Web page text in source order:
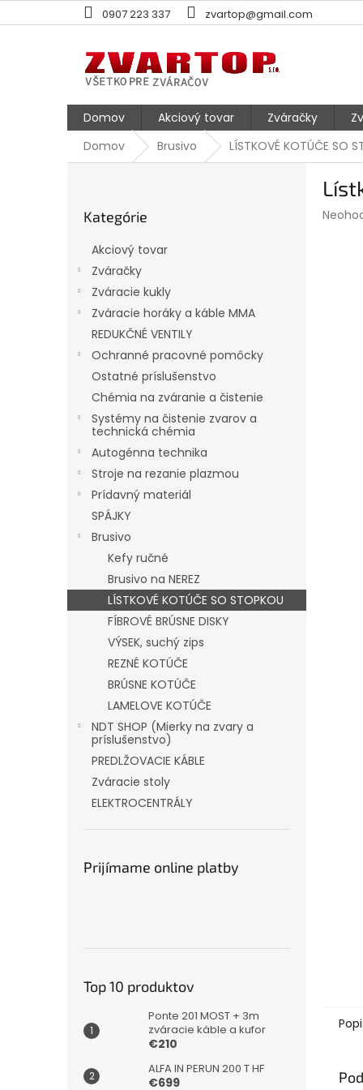
na
0907 223 337 zvartop@gmail.com
Domov Akciový tovar Zváračky
Domov
Brusivo LÍSTKOVÉ KOTÚČE SO
kategórie
Kategórie
Akciový tovar
Zváračky
Zváracie kukly
Zváracie horáky a káble MMA
REDUKČNÉ VENTILY
Ochranné pracovné pomôcky
Ostatné príslušenstvo
Chémia na zváranie a čistenie
Systémy na čistenie zvarov a
technická chémia
Autogénna technika
Stroje na rezanie plazmou
Prídavný materiál
SPÁJKY
Brusivo
Kefy ručné
Brusivo na NEREZ
LÍSTKOVÉ KOTÚČE SO STOPKOU
FÍBROVÉ BRÚSNE DISKY
VÝSEK, suchý zips
REZNÉ KOTÚČE
BRÚSNE KOTÚČE
LAMELOVE KOTÚČE
NDT SHOP (Mierky na zvary a
príslušenstvo)
PREDLŽOVACIE KÁBLE
Zváracie stoly
ELEKTROCENTRÁLY
Prijímame online platby
Top 10 produktov
Ponte 201 MOST + 3m
zváracie káble a kufor
€210
ALFA IN PERUN 200 T HF
€699